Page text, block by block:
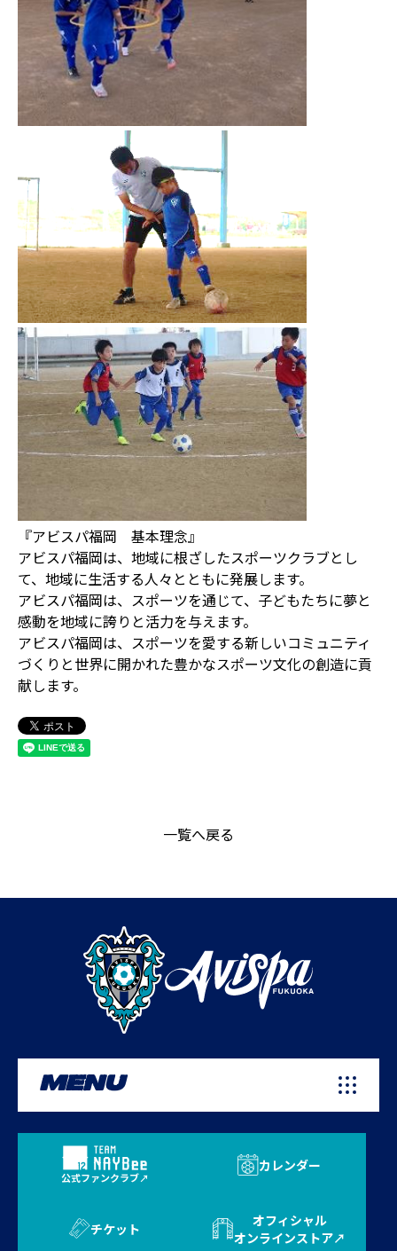
『アビスパ福岡 基本理念』
アビスパ福岡は、地域に根ざしたスポーツクラブとし
て、地域に生活する人々とともに発展します。
アビスパ福岡は、スポーツを通じて、子どもたちに夢と
感動を地域に誇りと活力を与えます。
アビスパ福岡は、スポーツを愛する新しいコミュニティ
づくりと世界に開かれた豊かなスポーツ文化の創造に貢
献します。
一覧へ戻る
MENU
公式ファンクラブ
カレンダー
チケット
オフィシャル
オンラインストア